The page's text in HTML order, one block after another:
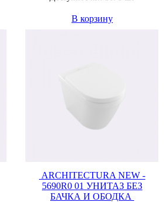
В корзину
ARCHITECTURA NEW -
5690R0 01 УНИТАЗ БЕЗ
БАЧКА И ОБОДКА